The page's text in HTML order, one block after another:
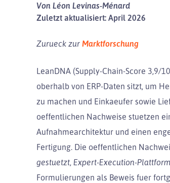
Von Léon Levinas-Ménard
Zuletzt aktualisiert: April 2026
Zurueck zur Marktforschung
LeanDNA (Supply-Chain-Score 3,9/
oberhalb von ERP-Daten sitzt, um
zu machen und Einkaeufer sowie
oeffentlichen Nachweise stuetzen
Aufnahmearchitektur und einen
Fertigung. Die oeffentlichen
gestuetzt, Expert-Execution-Plattform
Formulierungen als Beweis fuer